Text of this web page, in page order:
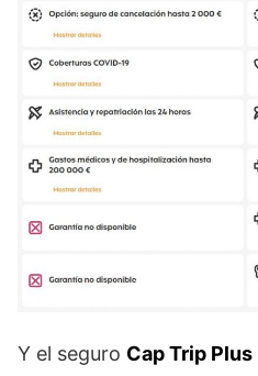
Y el seguro Cap Trip Plus